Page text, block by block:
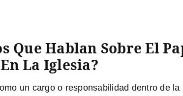
Que Hablan Sobre El
La Iglesia?
un cargo o responsabilidad dentro de